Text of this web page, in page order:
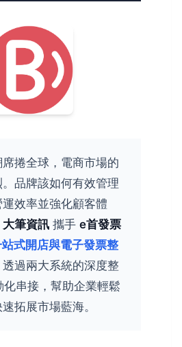
捲全球，電商市場的
品牌該如何有效管理
效率並強化顧客體
筆資訊 攜手 e首發票
式開店與電子發票整
透過兩大系統的深度整
化串接，幫助企業輕鬆
拓展市場藍海。